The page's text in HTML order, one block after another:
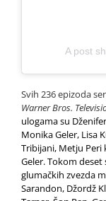
A post
Svih 236 epizoda
Warner Bros.
ulogama su
Monika Geler, Lisa
Tribijani, Metju Peri
Geler. Tokom
glumačkih zvezda
Sarandon, Džordž